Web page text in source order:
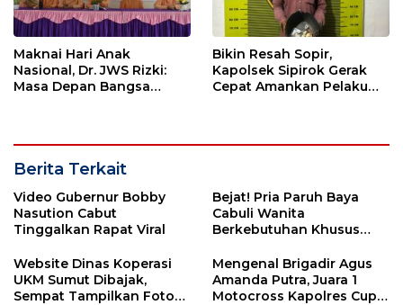
Maknai Hari Anak
Nasional, Dr. JWS Rizki:
Masa Depan Bangsa
Bikin Resah Sopir,
Kapolsek Sipirok Gerak
Cepat Amankan Pelaku
Berita Terkait
Video Gubernur Bobby
Nasution Cabut
Tinggalkan Rapat Viral
Bejat! Pria Paruh Baya
Cabuli Wanita
Berkebutuhan Khusus
Website Dinas Koperasi
UKM Sumut Dibajak,
Sempat Tampilkan Foto
Mengenal Brigadir Agus
Amanda Putra, Juara 1
Motocross Kapolres Cup: